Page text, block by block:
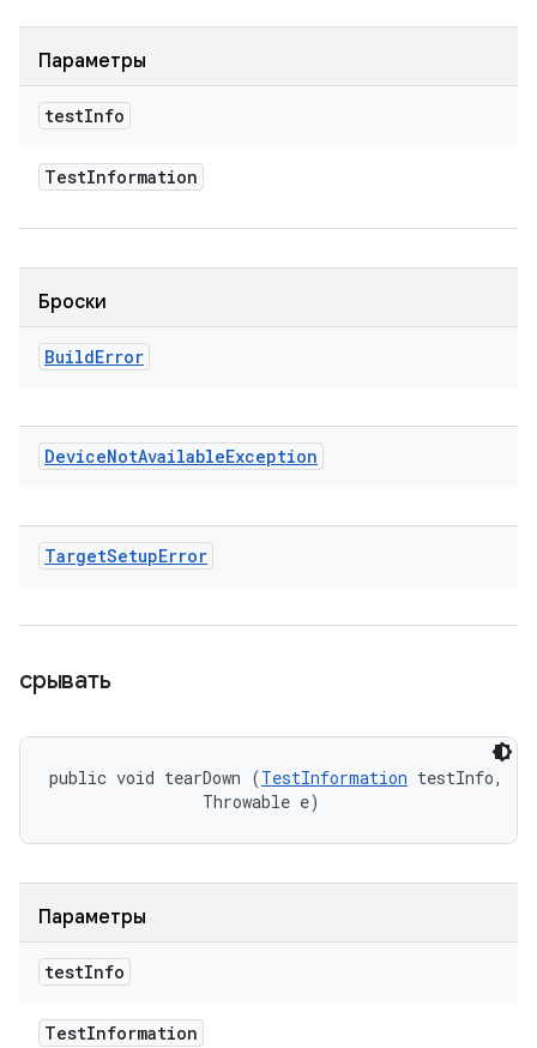
Параметры
testInfo
TestInformation
Броски
BuildError
DeviceNotAvailableException
TargetSetupError
срывать
public void tearDown (TestInformation testInfo,
                Throwable e)
Параметры
testInfo
TestInformation